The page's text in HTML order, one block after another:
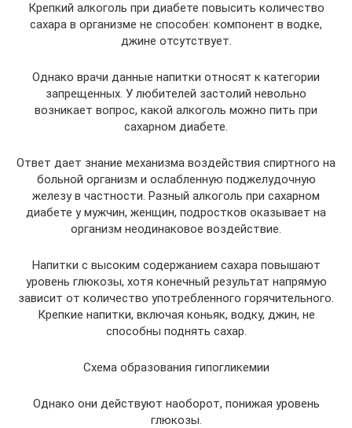
Крепкий алкоголь при диабете повысить количество
сахара в организме не способен: компонент в водке,
джине отсутствует.
Однако врачи данные напитки относят к категории
запрещенных. У любителей застолий невольно
возникает вопрос, какой алкоголь можно пить при
сахарном диабете.
Ответ дает знание механизма воздействия спиртного на
больной организм и ослабленную поджелудочную
железу в частности. Разный алкоголь при сахарном
диабете у мужчин, женщин, подростков оказывает на
организм неодинаковое воздействие.
Напитки с высоким содержанием сахара повышают
уровень глюкозы, хотя конечный результат напрямую
зависит от количество употребленного горячительного.
Крепкие напитки, включая коньяк, водку, джин, не
способны поднять сахар.
Схема образования гипогликемии
Однако они действуют наоборот, понижая уровень
глюкозы.